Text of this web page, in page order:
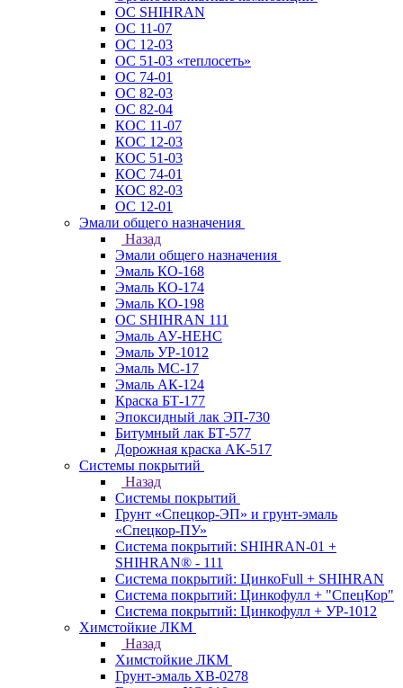
ОС SHIHRAN
ОС 11-07
ОС 12-03
ОС 51-03 «теплосеть»
ОС 74-01
ОС 82-03
ОС 82-04
КОС 11-07
КОС 12-03
КОС 51-03
КОС 74-01
КОС 82-03
ОС 12-01
Эмали общего назначения
Назад
Эмали общего назначения
Эмаль КО-168
Эмаль КО-174
Эмаль КО-198
ОС SHIHRAN 111
Эмаль АУ-НЕНС
Эмаль УР-1012
Эмаль МС-17
Эмаль АК-124
Краска БТ-177
Эпоксидный лак ЭП-730
Битумный лак БТ-577
Дорожная краска АК-517
Системы покрытий
Назад
Системы покрытий
Грунт «Спецкор-ЭП» и грунт-эмаль
«Спецкор-ПУ»
Система покрытий: SHIHRAN-01 +
SHIHRAN® - 111
Система покрытий: ЦинкоFull + SHIHRAN
Система покрытий: Цинкофулл + "СпецКор"
Система покрытий: Цинкофулл + УР-1012
Химстойкие ЛКМ
Назад
Химстойкие ЛКМ
Грунт-эмаль ХВ-0278